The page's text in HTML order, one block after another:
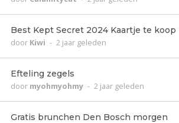
Best Kept Secret 2024 Kaartje te koop
door Kiwi - 2 jaar geleden
Efteling zegels
door myohmyohmy - 2 jaar geleden
Gratis brunchen Den Bosch morgen